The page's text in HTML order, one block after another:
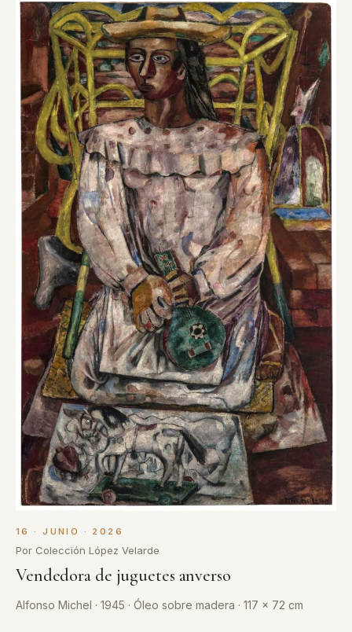
16 · JUNIO · 2026
Por Colección López Velarde
Vendedora de juguetes anverso
Alfonso Michel · 1945 · Óleo sobre madera · 117 x 72 cm